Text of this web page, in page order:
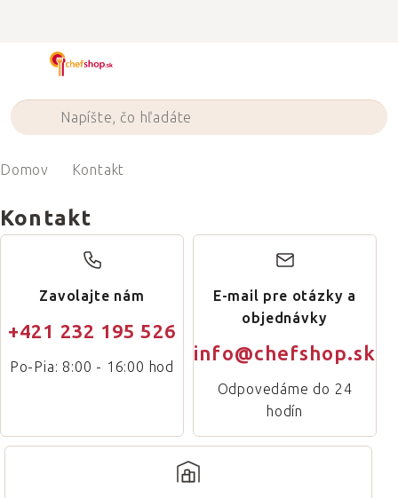
Domov Kontakt
Kontakt
Zavolajte nám
+421 232 195 526
Po-Pia: 8:00 - 16:00 hod
E-mail pre otázky a
objednávky
info@chefshop.sk
Odpovedáme do 24
hodín